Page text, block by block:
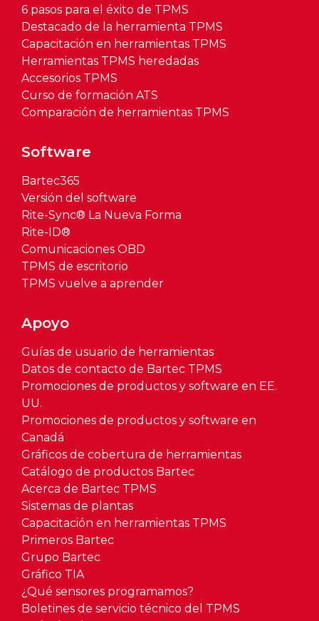
6 pasos para el éxito de TPMS
Destacado de la herramienta TPMS
Capacitación en herramientas TPMS
Herramientas TPMS heredadas
Accesorios TPMS
Curso de formación ATS
Comparación de herramientas TPMS
Software
Bartec365
Versión del software
Rite-Sync® La Nueva Forma
Rite-ID®
Comunicaciones OBD
TPMS de escritorio
TPMS vuelve a aprender
Apoyo
Guías de usuario de herramientas
Datos de contacto de Bartec TPMS
Promociones de productos y software en EE.
UU.
Promociones de productos y software en
Canadá
Gráficos de cobertura de herramientas
Catálogo de productos Bartec
Acerca de Bartec TPMS
Sistemas de plantas
Capacitación en herramientas TPMS
Primeros Bartec
Grupo Bartec
Gráfico TIA
¿Qué sensores programamos?
Boletines de servicio técnico del TPMS